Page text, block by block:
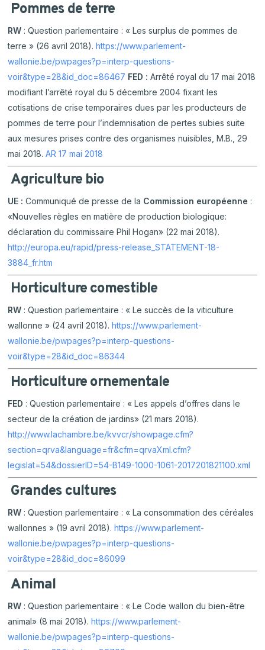
Pommes de terre
RW : Question parlementaire : « Les surplus de pommes de
terre » (26 avril 2018).https://www.parlement-
wallonie.be/pwpages?p=interp-questions-
voir&type=28&id_doc=86467 FED :Arrêté royal du 17 mai 2018
modifiant l’arrêté royal du 5 décembre 2004 fixant les
cotisations de crise temporaires dues par les producteurs de
pommes de terre pour l’indemnisation de pertes subies suite
aux mesures prises contre des organismes nuisibles, M.B., 29
mai 2018.AR 17 mai 2018
Agriculture bio
UE :Communiqué de presse de la Commission européenne :
«Nouvelles règles en matière de production biologique:
déclaration du commissaire Phil Hogan» (22 mai 2018).
http://europa.eu/rapid/press-release_STATEMENT-18-
3884_fr.htm
Horticulture comestible
RW : Question parlementaire : « Le succès de la viticulture
wallonne » (24 avril 2018).https://www.parlement-
wallonie.be/pwpages?p=interp-questions-
voir&type=28&id_doc=86344
Horticulture ornementale
FED : Question parlementaire : « Les appels d’offres dans le
secteur de la création de jardins» (21 mars 2018).
http://www.lachambre.be/kvvcr/showpage.cfm?
section=qrva&language=fr&cfm=qrvaXml.cfm?
legislat=54&dossierID=54-B149-1000-1061-2017201821100.xml
Grandes cultures
RW : Question parlementaire : « La consommation des céréales
wallonnes » (19 avril 2018).https://www.parlement-
wallonie.be/pwpages?p=interp-questions-
voir&type=28&id_doc=86099
Animal
RW : Question parlementaire : « Le Code wallon du bien-être
animal» (8 mai 2018).https://www.parlement-
wallonie.be/pwpages?p=interp-questions-